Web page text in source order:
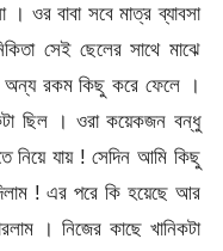
ওর বাবা সবে মাত্র ব্যাবসা
সেই ছেলের সাথে মাঝে
অন্য রকম কিছু করে ফেলে ।
ছিল । ওরা কয়েকজন বন্ধু
নিয়ে যায় ! সেদিন আমি কিছু
! এর পরে কি হয়েছে আর
। নিজের কাছে খানিকটা